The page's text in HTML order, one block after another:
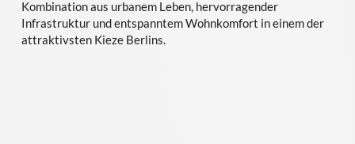
Kombination aus urbanem Leben, hervorragender
Infrastruktur und entspanntem Wohnkomfort in einem der
attraktivsten Kieze Berlins.